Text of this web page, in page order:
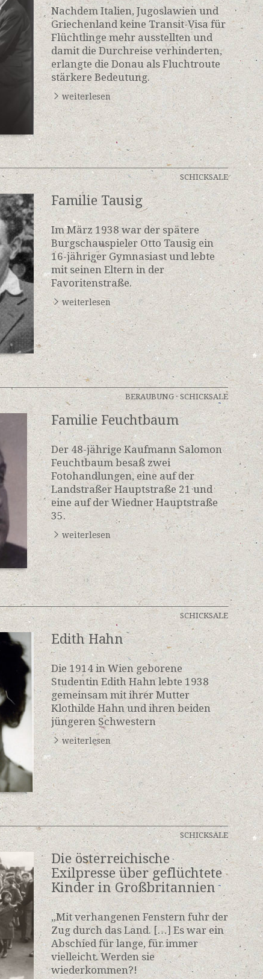
Nachdem Italien, Jugoslawien und
Griechenland keine Transit-Visa für
Flüchtlinge mehr ausstellten und
damit die Durchreise verhinderten,
erlangte die Donau als Fluchtroute
stärkere Bedeutung.
weiterlesen
SCHICKSALE
Familie Tausig
Im März 1938 war der spätere
Burgschauspieler Otto Tausig ein
16-jähriger Gymnasiast und lebte
mit seinen Eltern in der
Favoritenstraße.
weiterlesen
BERAUBUNG ·SCHICKSALE
Familie Feuchtbaum
Der 48-jährige Kaufmann Salomon
Feuchtbaum besaß zwei
Fotohandlungen, eine auf der
Landstraßer Hauptstraße 21 und
eine auf der Wiedner Hauptstraße
35.
weiterlesen
SCHICKSALE
Edith Hahn
Die 1914 in Wien geborene
Studentin Edith Hahn lebte 1938
gemeinsam mit ihrer Mutter
Klothilde Hahn und ihren beiden
jüngeren Schwestern
weiterlesen
SCHICKSALE
Die österreichische
Exilpresse über geflüchtete
Kinder in Großbritannien
„Mit verhangenen Fenstern fuhr der
Zug durch das Land. […] Es war ein
Abschied für lange, für immer
vielleicht. Werden sie
wiederkommen?!